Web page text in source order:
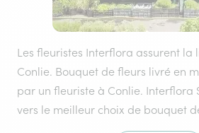
Les fleuristes Interflora assurent la
Conlie. Bouquet de fleurs livré en
par un fleuriste à Conlie. Interflora
vers le meilleur choix de bouquet